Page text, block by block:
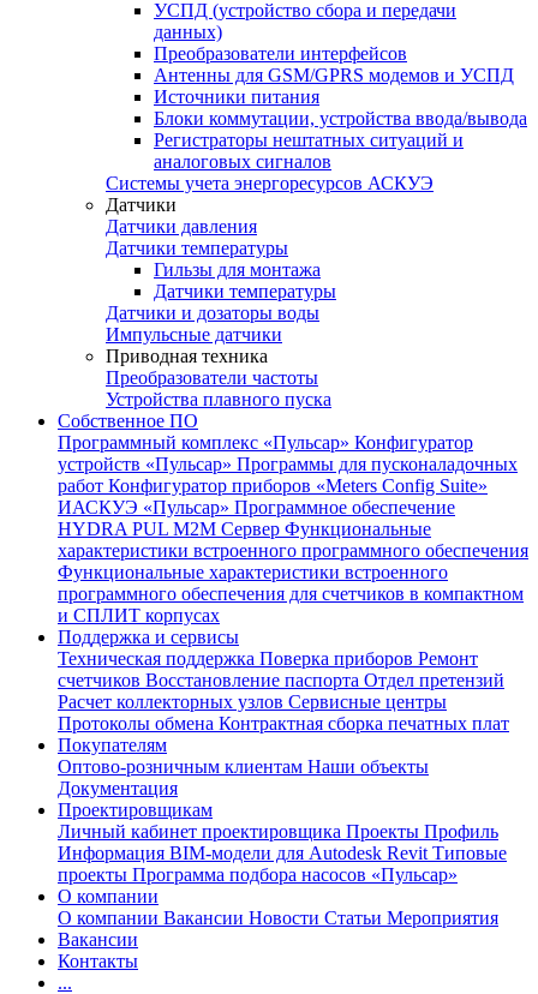
УСПД (устройство сбора и передачи
данных)
Преобразователи интерфейсов
Антенны для GSM/GPRS модемов и УСПД
Источники питания
Блоки коммутации, устройства ввода/вывода
Регистраторы нештатных ситуаций и
аналоговых сигналов
Системы учета энергоресурсов АСКУЭ
Датчики
Датчики давления
Датчики температуры
Гильзы для монтажа
Датчики температуры
Датчики и дозаторы воды
Импульсные датчики
Приводная техника
Преобразователи частоты
Устройства плавного пуска
Собственное ПО
Программный комплекс «Пульсар» Конфигуратор
устройств «Пульсар» Программы для пусконаладочных
работ Конфигуратор приборов «Meters Config Suite»
ИАСКУЭ «Пульсар» Программное обеспечение
HYDRA PUL M2M Сервер Функциональные
характеристики встроенного программного обеспечения
Функциональные характеристики встроенного
программного обеспечения для счетчиков в компактном
и СПЛИТ корпусах
Поддержка и сервисы
Техническая поддержка Поверка приборов Ремонт
счетчиков Восстановление паспорта Отдел претензий
Расчет коллекторных узлов Сервисные центры
Протоколы обмена Контрактная сборка печатных плат
Покупателям
Оптово-розничным клиентам Наши объекты
Документация
Проектировщикам
Личный кабинет проектировщика Проекты Профиль
Информация BIM-модели для Autodesk Revit Типовые
проекты Программа подбора насосов «Пульсар»
О компании
О компании Вакансии Новости Статьи Мероприятия
Вакансии
Контакты
...